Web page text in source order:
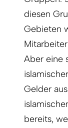
diesen
Gebieten
Aber eine
Gelder
bereits,